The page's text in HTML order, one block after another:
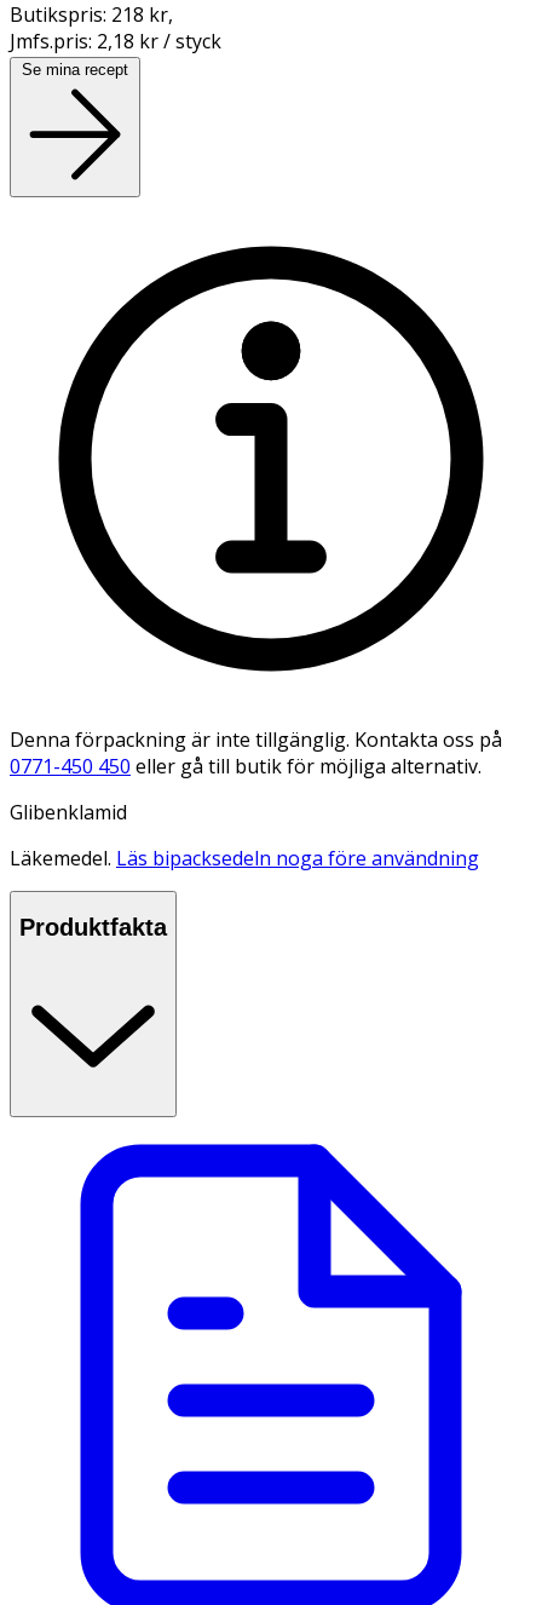
Butikspris: 218 kr,
Jmfs.pris: 2,18 kr / styck
Se mina recept
Denna förpackning är inte tillgänglig. Kontakta oss på
0771-450 450 eller gå till butik för möjliga alternativ.
Glibenklamid
Läkemedel. Läs bipacksedeln noga före användning
Produktfakta